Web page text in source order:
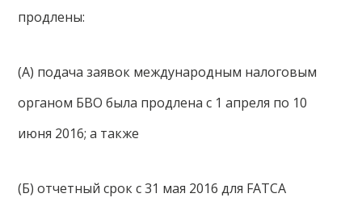
продлены:
(А) подача заявок международным налоговым
органом БВО была продлена с 1 апреля по 10
июня 2016; а также
(Б) отчетный срок с 31 мая 2016 для FATCA